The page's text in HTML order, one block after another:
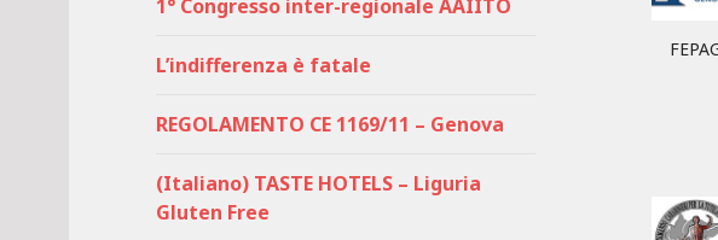
1° Congresso inter-regionale AAIITO
L’indifferenza è fatale
REGOLAMENTO CE 1169/11 – Genova
(Italiano) TASTE HOTELS – Liguria
Gluten Free